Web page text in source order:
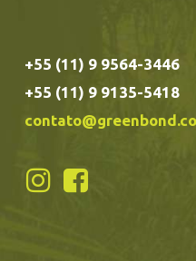
+55 (11) 9 9564-3446
+55 (11) 9 9135-5418